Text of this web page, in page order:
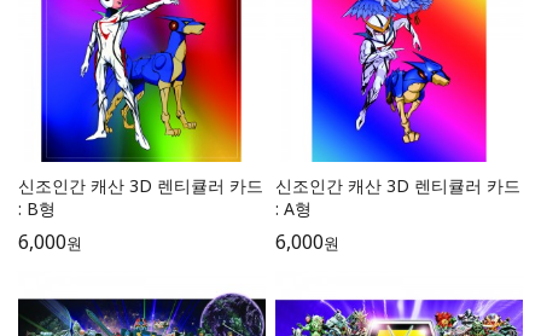
신조인간 캐산 3D 렌티큘러 카드
: B형
6,000원
신조인간 캐산 3D 렌티큘러 카드
: A형
6,000원